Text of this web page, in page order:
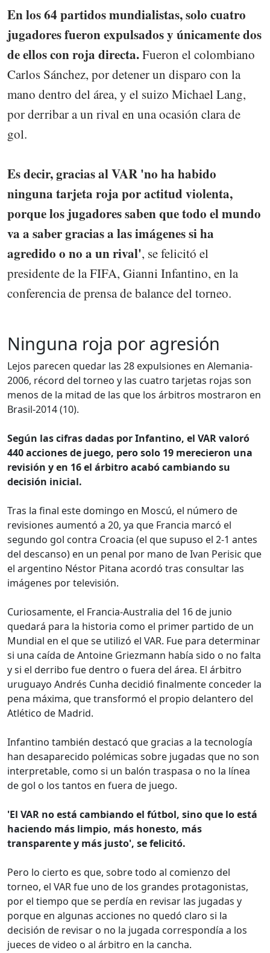
En los 64 partidos mundialistas, solo cuatro
jugadores fueron expulsados y únicamente dos
de ellos con roja directa.Fueron el colombiano
Carlos Sánchez, por detener un disparo con la
mano dentro del área, y el suizo Michael Lang,
por derribar a un rival en una ocasión clara de
gol.
Es decir, gracias al VAR 'no ha habido
ninguna tarjeta roja por actitud violenta,
porque los jugadores saben que todo el mundo
va a saber gracias a las imágenes si ha
agredido o no a un rival', se felicitó el
presidente de la FIFA, Gianni Infantino, en la
conferencia de prensa de balance del torneo.
Ninguna roja por agresión
Lejos parecen quedar las 28 expulsiones en Alemania-
2006, récord del torneo y las cuatro tarjetas rojas son
menos de la mitad de las que los árbitros mostraron en
Brasil-2014 (10).
Según las cifras dadas por Infantino, el VAR valoró
440 acciones de juego, pero solo 19 merecieron una
revisión y en 16 el árbitro acabó cambiando su
decisión inicial.
Tras la final este domingo en Moscú, el número de
revisiones aumentó a 20, ya que Francia marcó el
segundo gol contra Croacia (el que supuso el 2-1 antes
del descanso) en un penal por mano de Ivan Perisic que
el argentino Néstor Pitana acordó tras consultar las
imágenes por televisión.
Curiosamente, el Francia-Australia del 16 de junio
quedará para la historia como el primer partido de un
Mundial en el que se utilizó el VAR. Fue para determinar
si una caída de Antoine Griezmann había sido o no falta
y si el derribo fue dentro o fuera del área. El árbitro
uruguayo Andrés Cunha decidió finalmente conceder la
pena máxima, que transformó el propio delantero del
Atlético de Madrid.
Infantino también destacó que gracias a la tecnología
han desaparecido polémicas sobre jugadas que no son
interpretable, como si un balón traspasa o no la línea
de gol o los tantos en fuera de juego.
'El VAR no está cambiando el fútbol, sino que lo está
haciendo más limpio, más honesto, más
transparente y más justo', se felicitó.
Pero lo cierto es que, sobre todo al comienzo del
torneo, el VAR fue uno de los grandes protagonistas,
por el tiempo que se perdía en revisar las jugadas y
porque en algunas acciones no quedó claro si la
decisión de revisar o no la jugada correspondía a los
jueces de video o al árbitro en la cancha.